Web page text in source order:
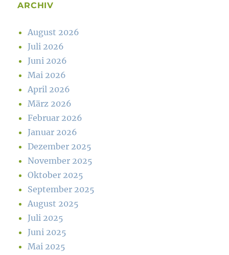
ARCHIV
August 2026
Juli 2026
Juni 2026
Mai 2026
April 2026
März 2026
Februar 2026
Januar 2026
Dezember 2025
November 2025
Oktober 2025
September 2025
August 2025
Juli 2025
Juni 2025
Mai 2025